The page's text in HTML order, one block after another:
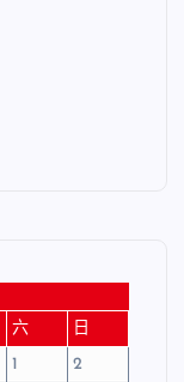
六
日
1
2